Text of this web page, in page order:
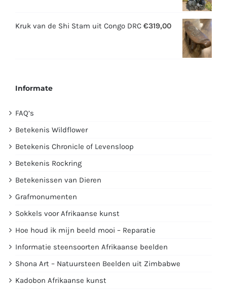
was:
is:
Kruk van de Shi Stam uit Congo DRC €319,00
Informate
FAQ’s
Betekenis Wildflower
Betekenis Chronicle of Levensloop
Betekenis Rockring
Betekenissen van Dieren
Grafmonumenten
Sokkels voor Afrikaanse kunst
Hoe houd ik mijn beeld mooi – Reparatie
Informatie steensoorten Afrikaanse beelden
Shona Art – Natuursteen Beelden uit Zimbabwe
Kadobon Afrikaanse kunst